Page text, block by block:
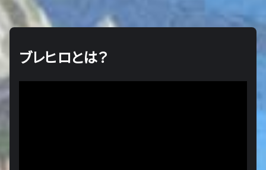
ブレヒロとは？